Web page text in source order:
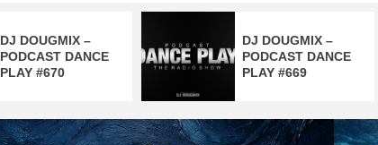
DJ DOUGMIX –
PODCAST DANCE
PLAY #670
DJ DOUGMIX –
PODCAST DANCE
PLAY #669